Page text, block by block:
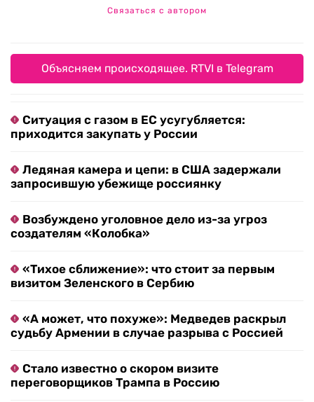
Связаться с автором
Объясняем происходящее. RTVI в Telegram
Ситуация с газом в ЕС усугубляется:
приходится закупать у России
Ледяная камера и цепи: в США задержали
запросившую убежище россиянку
Возбуждено уголовное дело из-за угроз
создателям «Колобка»
«Тихое сближение»: что стоит за первым
визитом Зеленского в Сербию
«А может, что похуже»: Медведев раскрыл
судьбу Армении в случае разрыва с Россией
Стало известно о скором визите
переговорщиков Трампа в Россию